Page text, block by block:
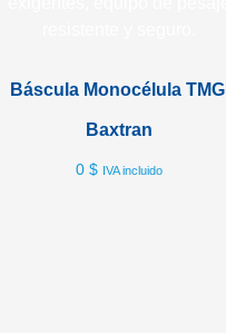
Báscula Monocélula TMGI
Baxtran
0 $ IVA incluido